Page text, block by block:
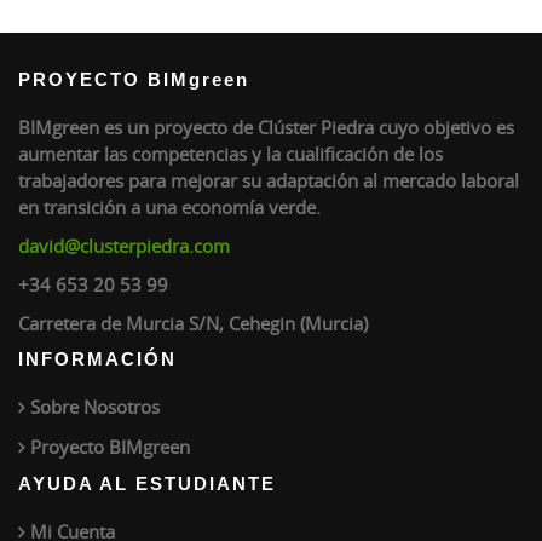
PROYECTO BIMgreen
BIMgreen es un proyecto de Clúster Piedra cuyo objetivo es
aumentar las competencias y la cualificación de los
trabajadores para mejorar su adaptación al mercado laboral
en transición a una economía verde.
david@clusterpiedra.com
+34 653 20 53 99
Carretera de Murcia S/N, Cehegin (Murcia)
INFORMACIÓN
Sobre Nosotros
Proyecto BIMgreen
AYUDA AL ESTUDIANTE
Mi Cuenta